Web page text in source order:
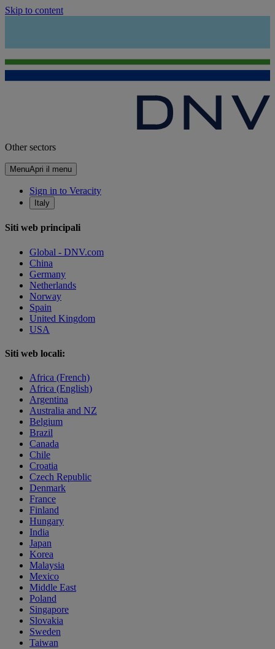
Skip to content
Other sectors
MenuApri il menu
Sign in to Veracity
Italy
Siti web principali
Global - DNV.com
China
Germany
Netherlands
Norway
Spain
United Kingdom
USA
Siti web locali:
Africa (French)
Africa (English)
Argentina
Australia and NZ
Belgium
Brazil
Canada
Chile
Croatia
Czech Republic
Denmark
France
Finland
Hungary
India
Japan
Korea
Malaysia
Mexico
Middle East
Poland
Singapore
Slovakia
Sweden
Taiwan